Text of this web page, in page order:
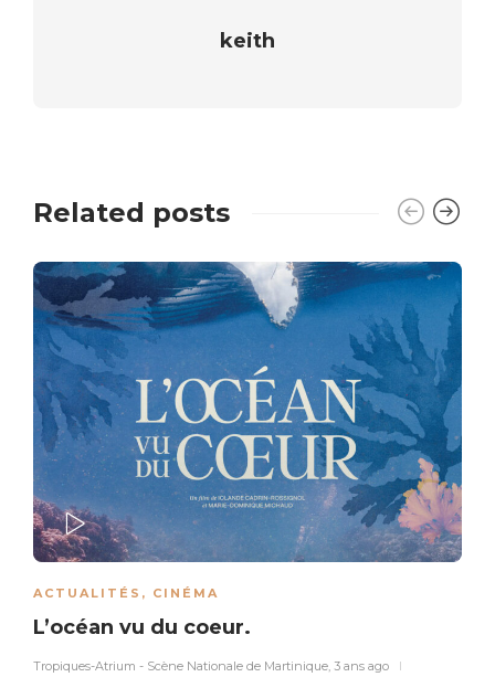
keith
Related posts
PLAY
ACTUALITÉS , CINÉMA
L’océan vu du coeur.
Tropiques-Atrium - Scène Nationale de Martinique, 3 ans ago